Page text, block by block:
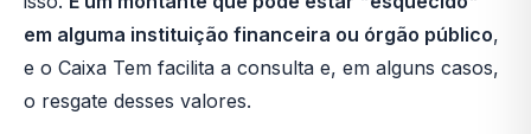
em alguma instituição financeira ou órgão público,
e o Caixa Tem facilita a consulta e, em alguns casos,
o resgate desses valores.